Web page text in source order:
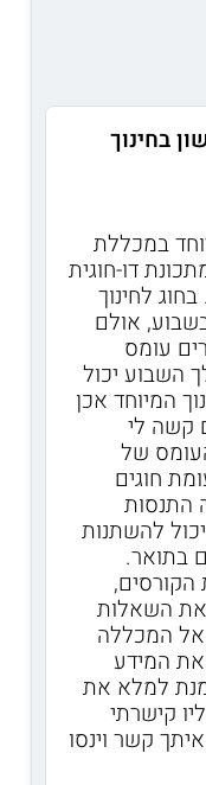
בחינוך
במכללת
דו-חוגית
לחינוך
אולם
עומס
השבוע יכול
המיוחד אכן
קשה לי
של
חוגים
התנסות
להשתנות
בתואר.
את השאלות
אל המכללה
המידע
למלא את
קישרתי
קשר וינסו